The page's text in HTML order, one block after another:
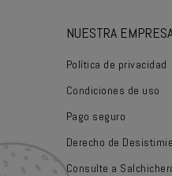
NUESTRA
Política de privacidad
Condiciones de uso
Pago seguro
Derecho de
Consulte a